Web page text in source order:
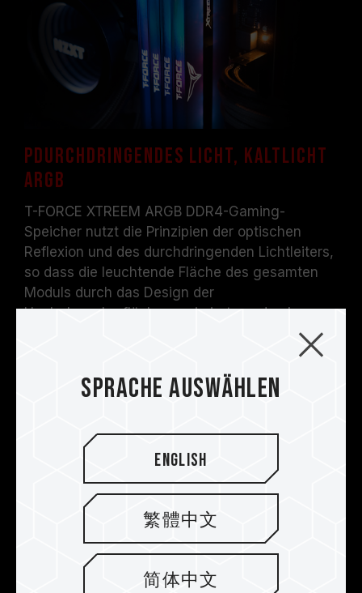
Übertaktungsfrequenz.
TEAMGROUP-Speichermodule werden unter
normalen Spannungsbedingungen getestet.
Bei Problemen mit dem Prozessor oder dem
Motherboard wenden Sie sich bitte an den
Motherboard-Herstellers.
PDurchdringendes Licht, Kaltlicht
ARGB
T-FORCE XTREEM ARGB DDR4-Gaming-
Speicher nutzt die Prinzipien der optischen
Reflexion und des durchdringenden Lichtleiters,
so dass die leuchtende Fläche des gesamten
Moduls durch das Design der
Hochglanzoberfläche maximiert werden kann
Sprache auswählen
English
繁體中文
简体中文